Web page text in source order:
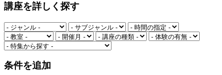
講座を詳しく探す
条件を追加